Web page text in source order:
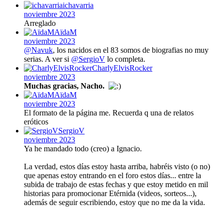
ichavarria
noviembre 2023
Arreglado
AïdaM
noviembre 2023
@Navuk, los nacidos en el 83 somos de biografias no muy
serias. A ver si @SergioV lo completa.
CharlyElvisRocker
noviembre 2023
Muchas gracias, Nacho.
AïdaM
noviembre 2023
El formato de la página me. Recuerda q una de relatos
eróticos
SergioV
noviembre 2023
Ya he mandado todo (creo) a Ignacio.
La verdad, estos días estoy hasta arriba, habréis visto (o no)
que apenas estoy entrando en el foro estos días... entre la
subida de trabajo de estas fechas y que estoy metido en mil
historias para promocionar Etérnida (videos, sorteos...),
además de seguir escribiendo, estoy que no me da la vida.